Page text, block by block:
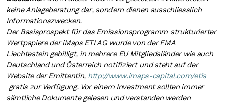
keine Anlageberatung dar, sondern dienen ausschliesslich
Informationszwecken.
Der Basisprospekt für das Emissionsprogramm strukturierter
Wertpapiere der iMaps ETI AG wurde von der FMA
Liechtestein gebilligt, in mehrere EU Mitgliedsländer wie auch
Deutschland und Österreich notifiziert und steht auf der
Website der Emittentin, http://www.imaps-capital.com/etis
gratis zur Verfügung. Vor einem Investment sollten immer
sämtliche Dokumente gelesen und verstanden werden